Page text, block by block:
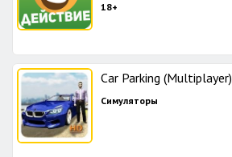
18+
Car Parking (Multiplayer)
Симуляторы